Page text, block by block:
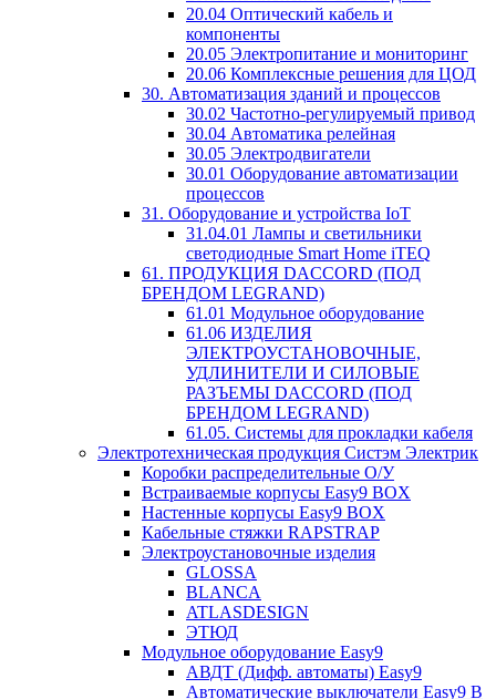
20.04 Оптический кабель и
компоненты
20.05 Электропитание и мониторинг
20.06 Комплексные решения для ЦОД
30. Автоматизация зданий и процессов
30.02 Частотно-регулируемый привод
30.04 Автоматика релейная
30.05 Электродвигатели
30.01 Оборудование автоматизации
процессов
31. Оборудование и устройства IoT
31.04.01 Лампы и светильники
светодиодные Smart Home iTEQ
61. ПРОДУКЦИЯ DACCORD (ПОД
БРЕНДОМ LEGRAND)
61.01 Модульное оборудование
61.06 ИЗДЕЛИЯ
ЭЛЕКТРОУСТАНОВОЧНЫЕ,
УДЛИНИТЕЛИ И СИЛОВЫЕ
РАЗЪЕМЫ DACCORD (ПОД
БРЕНДОМ LEGRAND)
61.05. Системы для прокладки кабеля
Электротехническая продукция Систэм Электрик
Коробки распределительные О/У
Встраиваемые корпусы Easy9 BOX
Настенные корпусы Easy9 BOX
Кабельные стяжки RAPSTRAP
Электроустановочные изделия
GLOSSA
BLANCA
ATLASDESIGN
ЭТЮД
Модульное оборудование Easy9
АВДТ (Дифф. автоматы) Easy9
Автоматические выключатели Easy9 В